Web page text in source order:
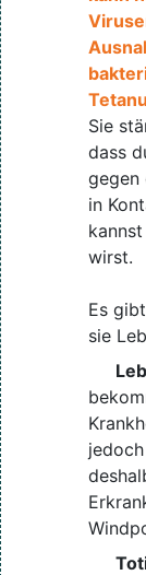
Sie
dass
gegen
in
wirst.
Es
sie